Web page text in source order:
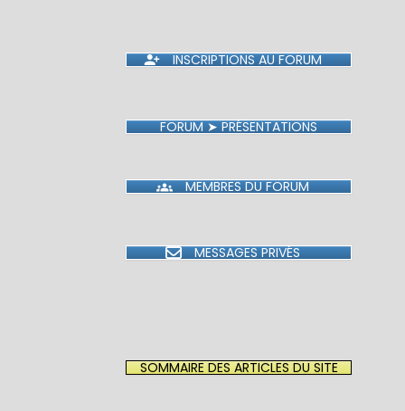
INSCRIPTIONS AU FORUM
FORUM ➤ PRÉSENTATIONS
MEMBRES DU FORUM
MESSAGES PRIVÉS
SOMMAIRE DES ARTICLES DU SITE